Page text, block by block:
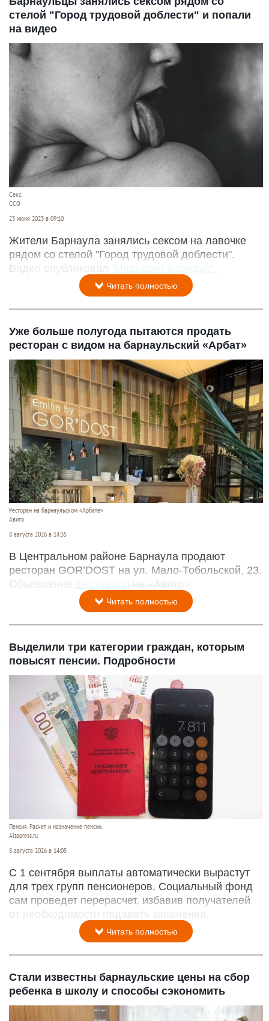
стелой "Город трудовой доблести" и попали
на видео
Секс.
CCO
23 июня 2023 в 09:10
Жители Барнаула занялись сексом на лавочке
рядом со стелой "Город трудовой доблести".
Видео опубликовал "Инцидент Барнаул".
Читать полностью
Уже больше полугода пытаются продать
ресторан с видом на барнаульский «Арбат»
Ресторан на барнаульском «Арбате»
Авито
8 августа 2026 в 14:35
В Центральном районе Барнаула продают
ресторан GOR’DOST на ул. Мало-Тобольской, 23.
Объявление
на «Авито».
Читать полностью
Выделили три категории граждан, которым
повысят пенсии. Подробности
Пенсия. Расчет и назначение пенсии.
Altapress.ru
8 августа 2026 в 14:05
С 1 сентября выплаты автоматически вырастут
для трех групп пенсионеров. Социальный фонд
сам проведет перерасчет, избавив получателей
от необходимости подавать заявления.
Читать полностью
Стали известны барнаульские цены на сбор
ребенка в школу и способы сэкономить